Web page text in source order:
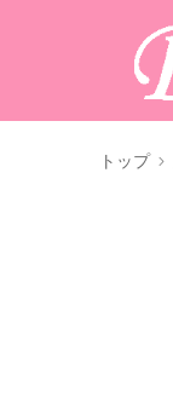
トップ